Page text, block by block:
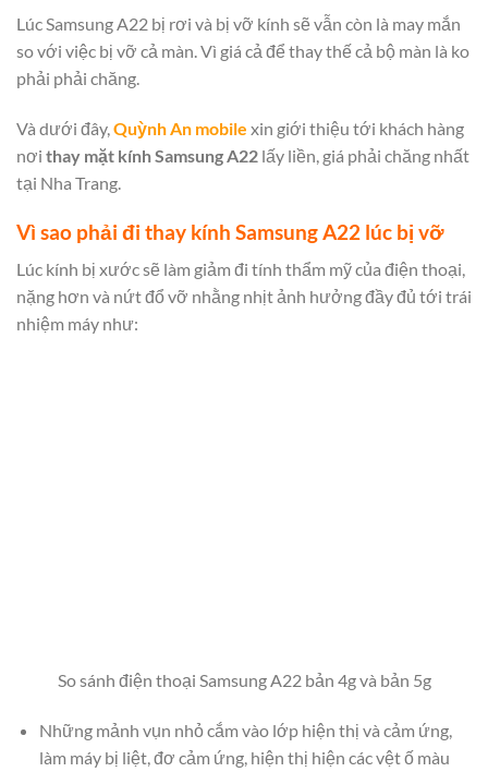
Lúc Samsung A22 bị rơi và bị vỡ kính sẽ vẫn còn là may mắn
so với việc bị vỡ cả màn. Vì giá cả để thay thế cả bộ màn là ko
phải phải chăng.
Và dưới đây,Quỳnh An mobile xin giới thiệu tới khách hàng
nơi thay mặt kính Samsung A22 lấy liền, giá phải chăng nhất
tại Nha Trang.
Vì sao phải đi thay kính Samsung A22 lúc bị vỡ
Lúc kính bị xước sẽ làm giảm đi tính thẩm mỹ của điện thoại,
nặng hơn và nứt đổ vỡ nhằng nhịt ảnh hưởng đầy đủ tới trái
nhiệm máy như:
So sánh điện thoại Samsung A22 bản 4g và bản 5g
Những mảnh vụn nhỏ cắm vào lớp hiện thị và cảm ứng,
làm máy bị liệt, đơ cảm ứng, hiện thị hiện các vệt ố màu